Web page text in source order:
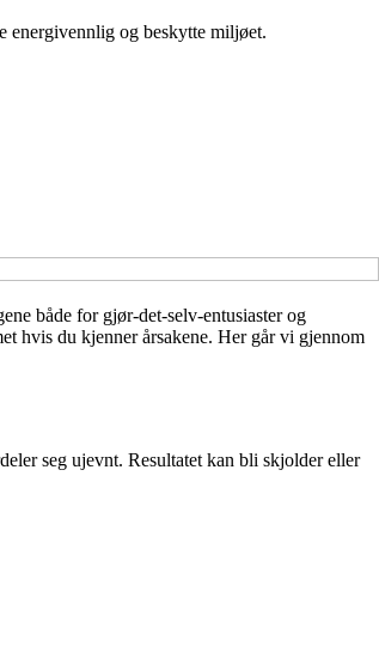
energivennlig og beskytte miljøet.
både for gjør-det-selv-entusiaster og
hvis du kjenner årsakene. Her går vi gjennom
seg ujevnt. Resultatet kan bli skjolder eller